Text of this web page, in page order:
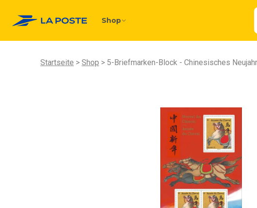
Shop
Startseite Shop 5-Briefmarken-Block - Chinesisches